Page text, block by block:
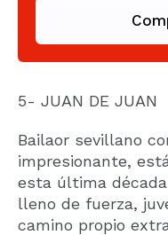
5- JUAN DE JUAN
Bailaor sevillano
impresionante,
esta última
lleno de fuerza,
camino propio